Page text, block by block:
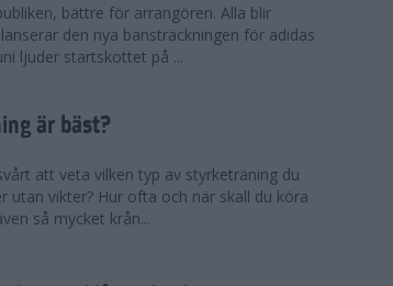
bättre för arrangören. Alla blir
den nya bansträckningen för adidas
ljuder startskottet på ...
är bäst?
att veta vilken typ av styrketräning du
utan vikter? Hur ofta och när skall du köra
så mycket krån...